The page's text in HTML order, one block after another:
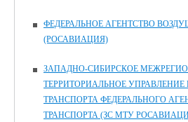
ФЕДЕРАЛЬНОЕ АГЕНТСТВО
(РОСАВИАЦИЯ)
ЗАПАДНО-СИБИРСКОЕ
ТЕРРИТОРИАЛЬНОЕ
ТРАНСПОРТА ФЕДЕРАЛЬНОГО
ТРАНСПОРТА (ЗС МТУ